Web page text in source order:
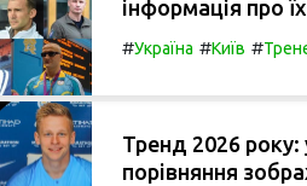
інформація про
#Україна #Київ #
Тренд 2026 року:
порівняння